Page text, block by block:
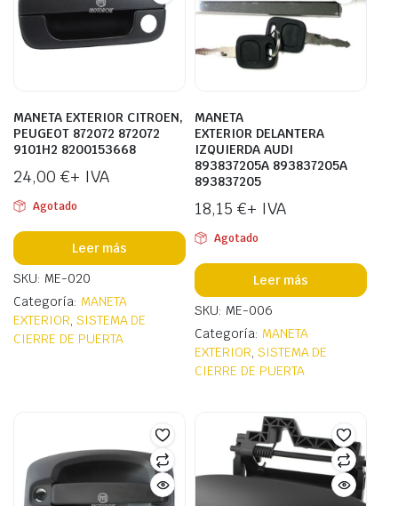
MANETA EXTERIOR CITROEN,
PEUGEOT 872072 872072
9101H2 8200153668
24,00 €+ IVA
Agotado
Leer más
SKU: ME-020
Categoría: MANETA
EXTERIOR, SISTEMA DE
CIERRE DE PUERTA
MANETA
EXTERIOR DELANTERA
IZQUIERDA AUDI
893837205A 893837205A
893837205
18,15 €+ IVA
Agotado
Leer más
SKU: ME-006
Categoría: MANETA
EXTERIOR, SISTEMA DE
CIERRE DE PUERTA